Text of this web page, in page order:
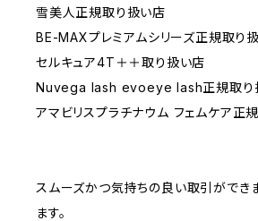
雪美人正規取り扱い店
BE-MAXプレミアムシリーズ正規取り
セルキュア4T＋＋取り扱い店
Nuvega lash evoeye lash正規取り
アマビリスプラチナウム フェムケア正
スムーズかつ気持ちの良い取引ができ
ます。